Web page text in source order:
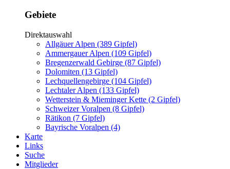
Gebiete
Direktauswahl
Allgäuer Alpen (389 Gipfel)
Ammergauer Alpen (109 Gipfel)
Bregenzerwald Gebirge (87 Gipfel)
Dolomiten (13 Gipfel)
Lechquellengebirge (104 Gipfel)
Lechtaler Alpen (133 Gipfel)
Wetterstein & Mieminger Kette (2 Gipfel)
Schweizer Voralpen (8 Gipfel)
Rätikon (7 Gipfel)
Bayrische Voralpen (4)
Karte
Links
Suche
Mitglieder